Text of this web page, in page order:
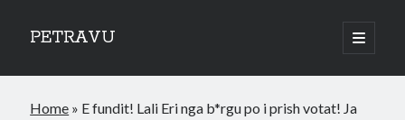
PETRAVU
open
primary
Sidebar
Bank
Home » E fundit! Lali Eri nga b*rgu po i prish votat! Ja